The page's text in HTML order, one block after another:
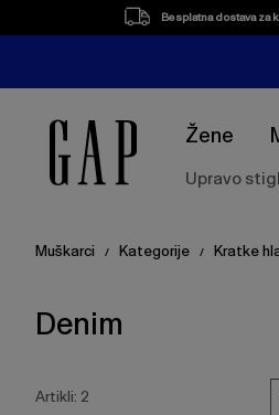
Besplatna dostava za
Žene
Upravo
Muškarci / Kategorije / Kratke
Denim
tipku
Artikli: 2